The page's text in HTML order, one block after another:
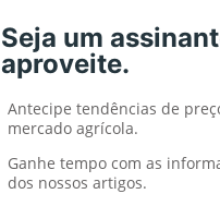
Seja um
aproveite.
Antecipe tendências de
mercado agrícola.
Ganhe tempo com as
dos nossos artigos.